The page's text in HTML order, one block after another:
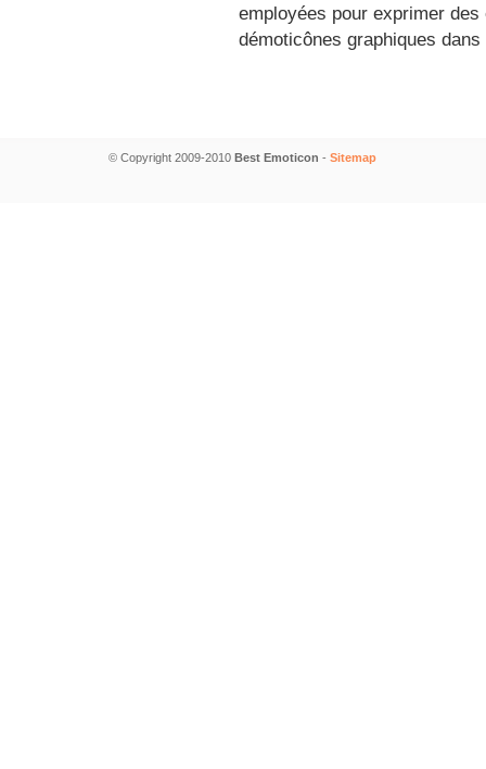
employées pour exprimer
démoticônes graphiques
© Copyright 2009-2010 Best Emoticon - Sitemap